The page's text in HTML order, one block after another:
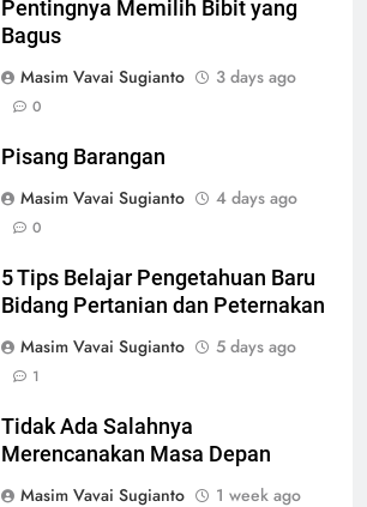
Pentingnya Memilih Bibit yang
Bagus
Masim Vavai Sugianto
3 days ago
0
Pisang Barangan
Masim Vavai Sugianto
4 days ago
0
5 Tips Belajar Pengetahuan Baru
Bidang Pertanian dan Peternakan
Masim Vavai Sugianto
5 days ago
1
Tidak Ada Salahnya
Merencanakan Masa Depan
Masim Vavai Sugianto
1 week ago